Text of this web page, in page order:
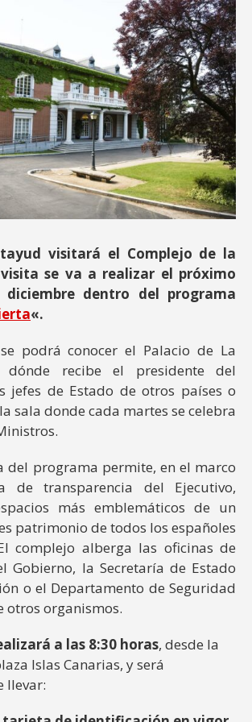
visitará el Complejo de la
se va a realizar el próximo
dentro del programa
«.
podrá conocer el Palacio de La
dónde recibe el presidente del
jefes de Estado de otros países o
sala donde cada martes se celebra
del programa permite, en el marco
de transparencia del Ejecutivo,
más emblemáticos de un
patrimonio de todos los españoles
complejo alberga las oficinas de
Gobierno, la Secretaría de Estado
o el Departamento de Seguridad
otros organismos.
a las 8:30 horas, desde la
Islas Canarias, y será
llevar: